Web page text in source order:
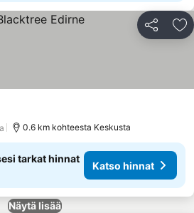
Jaa
0.6 km kohteesta Keskusta
tarkat hinnat
Katso hinnat
Näytä lisää